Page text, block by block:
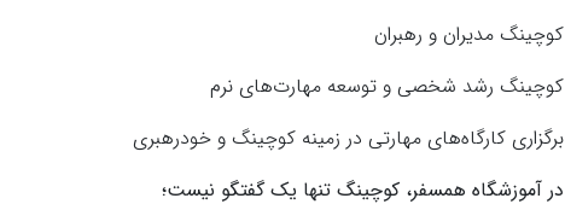
کوچینگ مدیران و رهبران
کوچینگ رشد شخصی و توسعه مهارت‌های نرم
برگزاری کارگاه‌های مهارتی در زمینه کوچینگ و خودرهبری
در آموزشگاه همسفر، کوچینگ تنها یک گفتگو نیست؛